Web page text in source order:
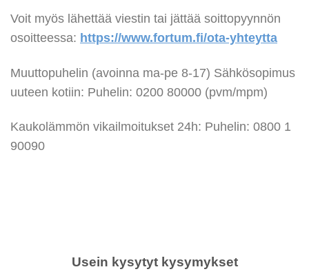
Voit myös lähettää viestin tai jättää soittopyynnön
osoitteessa: https://www.fortum.fi/ota-yhteytta
Muuttopuhelin (avoinna ma-pe 8-17) Sähkösopimus
uuteen kotiin: Puhelin: 0200 80000 (pvm/mpm)
Kaukolämmön vikailmoitukset 24h: Puhelin: 0800 1
90090
Usein kysytyt kysymykset